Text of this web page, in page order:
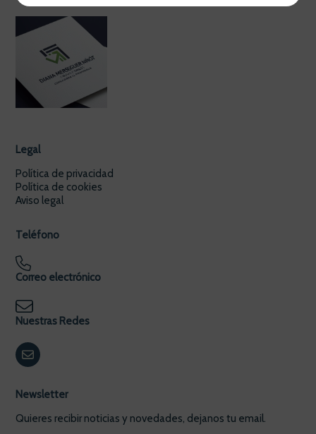
Legal
Política de privacidad
Política de cookies
Aviso legal
Teléfono
Correo electrónico
Nuestras Redes
Newsletter
Quieres recibir noticias y novedades, dejanos tu email.